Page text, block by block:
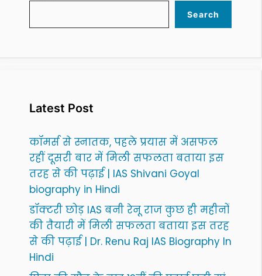
Search
Latest Post
कॉमर्स से स्नातक, पहले प्रयास में असफल
रहीं दूसरी बार में मिली सफलता बताया इस
तरह से की पढ़ाई | IAS Shivani Goyal
biography in Hindi
डॉक्टरी छोड़ IAS बनी रेनू राज कुछ ही महीनों
की तैयारी में मिली सफलता बताया इस तरह
से की पढ़ाई | Dr. Renu Raj IAS Biography In
Hindi